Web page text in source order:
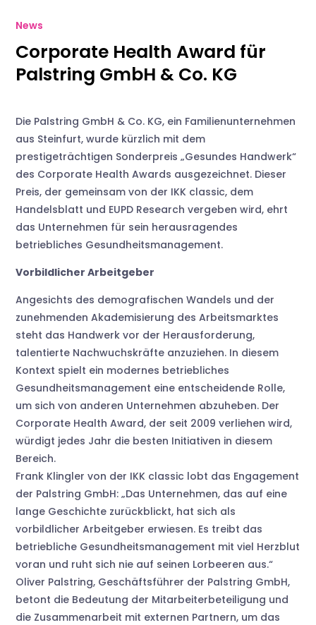
News
Corporate Health Award für
Palstring GmbH & Co. KG
Die Palstring GmbH & Co. KG, ein Familienunternehmen
aus Steinfurt, wurde kürzlich mit dem
prestigeträchtigen Sonderpreis „Gesundes Handwerk“
des Corporate Health Awards ausgezeichnet. Dieser
Preis, der gemeinsam von der IKK classic, dem
Handelsblatt und EUPD Research vergeben wird, ehrt
das Unternehmen für sein herausragendes
betriebliches Gesundheitsmanagement.
Vorbildlicher Arbeitgeber
Angesichts des demografischen Wandels und der
zunehmenden Akademisierung des Arbeitsmarktes
steht das Handwerk vor der Herausforderung,
talentierte Nachwuchskräfte anzuziehen. In diesem
Kontext spielt ein modernes betriebliches
Gesundheitsmanagement eine entscheidende Rolle,
um sich von anderen Unternehmen abzuheben. Der
Corporate Health Award, der seit 2009 verliehen wird,
würdigt jedes Jahr die besten Initiativen in diesem
Bereich.
Frank Klingler von der IKK classic lobt das Engagement
der Palstring GmbH: „Das Unternehmen, das auf eine
lange Geschichte zurückblickt, hat sich als
vorbildlicher Arbeitgeber erwiesen. Es treibt das
betriebliche Gesundheitsmanagement mit viel Herzblut
voran und ruht sich nie auf seinen Lorbeeren aus.“
Oliver Palstring, Geschäftsführer der Palstring GmbH,
betont die Bedeutung der Mitarbeiterbeteiligung und
die Zusammenarbeit mit externen Partnern, um das